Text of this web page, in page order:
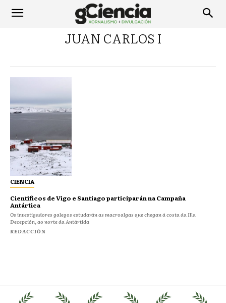
JUAN CARLOS I
CIENCIA
Científicos de Vigo e Santiago participarán na Campaña
Antártica
Os investigadores galegos estudarán as macroalgas que chegan á costa da Illa
Decepción, ao norte da Antártida
REDACCIÓN